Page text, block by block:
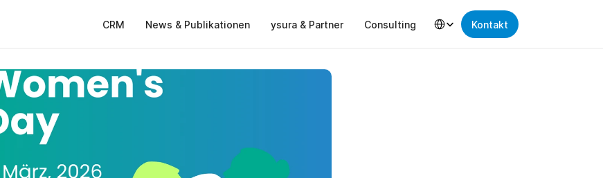
CRM News & Publikationen ysura & Partner Consulting
Select Language
Kontakt